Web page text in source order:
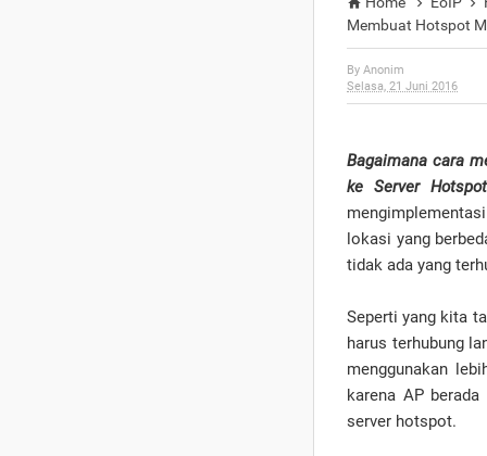
Membuat Hotspot
By Anonim
Selasa, 21 Juni 2016
Bagaimana cara
ke Server
lokasi yang
tidak ada yang
Seperti yang kita
harus terhubung
menggunakan
karena AP
server hotspot.